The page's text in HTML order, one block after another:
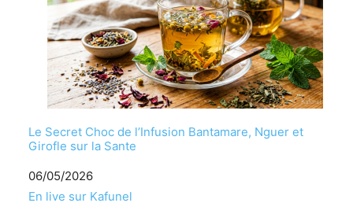
Le Secret Choc de l’Infusion Bantamare, Nguer et
Girofle sur la Sante
Date
06/05/2026
Par rapport à
En live sur Kafunel